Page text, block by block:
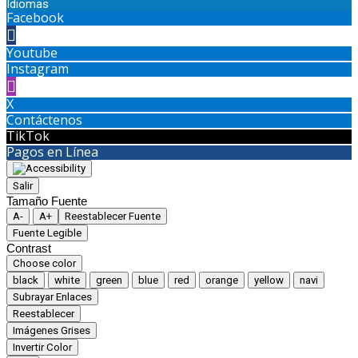
Idiomas
Facebook
Youtube
Instagram
X
Contáctenos
TikTok
Pagos en Línea
Salir
Tamaño Fuente
A- A+
Reestablecer Fuente
Fuente Legible
Contrast
Choose color
black
white green blue red orange yellow
navi
Subrayar Enlaces
Reestablecer
Imágenes Grises
Invertir Color